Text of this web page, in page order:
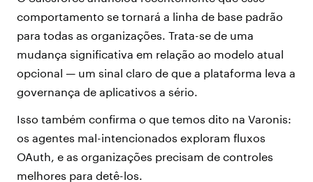
comportamento se tornará a linha de base padrão
para todas as organizações. Trata-se de uma
mudança significativa em relação ao modelo atual
opcional — um sinal claro de que a plataforma leva a
governança de aplicativos a sério.
Isso também confirma o que temos dito na Varonis:
os agentes mal-intencionados exploram fluxos
OAuth, e as organizações precisam de controles
melhores para detê-los.